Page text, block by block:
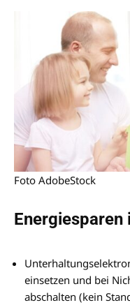
Foto AdobeStock
einsetzen und bei
abschalten (kein